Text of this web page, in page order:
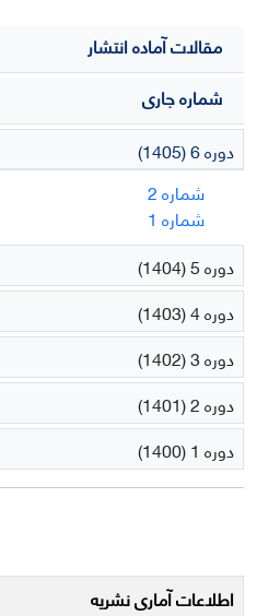
مقالات آماده انتشار
شماره جاری
دوره 6 (1405)
شماره 2
شماره 1
دوره 5 (1404)
دوره 4 (1403)
دوره 3 (1402)
دوره 2 (1401)
دوره 1 (1400)
اطلاعات آماری نشریه